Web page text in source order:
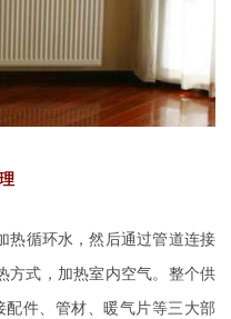
热循环水，然后通过管道连接
方式，加热室内空气。整个供
件、管材、暖气片等三大部